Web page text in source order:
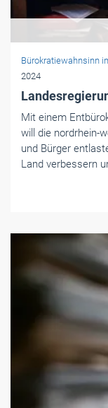
Bürokratiewahnsinn
2024
Mit einem
will die nordrhein-
und Bürger
Land verbessern